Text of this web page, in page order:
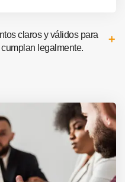
claros y válidos para
legalmente.